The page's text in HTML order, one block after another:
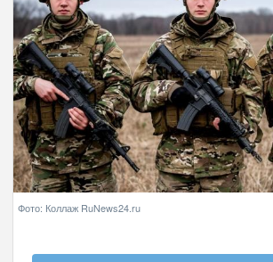
Фото: Коллаж RuNews24.ru